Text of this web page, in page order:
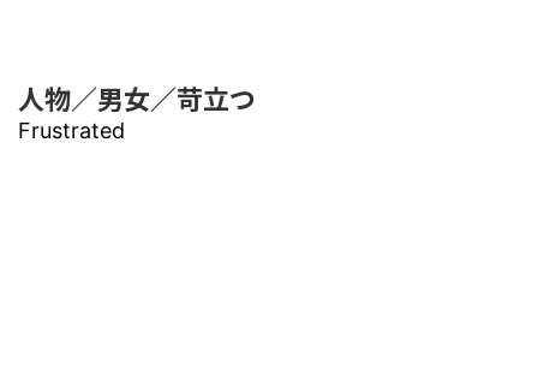
人物／男女／苛立つ
Frustrated